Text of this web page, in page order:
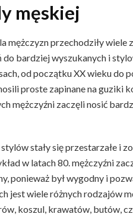
męskiej
mężczyzn przechodziły wiele
bardziej wyszukanych i
od początku XX wieku do
proste zapinane na guziki
mężczyźni zaczęli nosić
stały się przestarzałe i
w latach 80. mężczyźni
ponieważ był wygodny i
jest wiele różnych rodzajów
koszul, krawatów, butów,